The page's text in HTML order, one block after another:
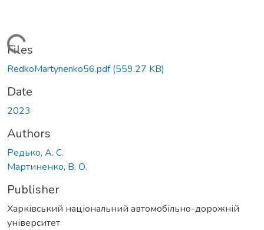
Loading...
Files
RedkoMartynenko56.pdf(559.27 KB)
Date
2023
Authors
Редько, А. С.
Мартиненко, В. О.
Publisher
Харківський національний автомобільно-дорожній
університет